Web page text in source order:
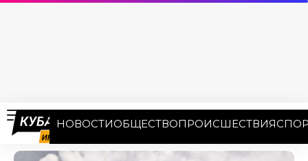
НОВОСТИОБЩЕСТВОПРОИСШЕСТВИЯ